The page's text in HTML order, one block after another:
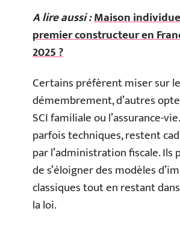
A lire aussi :Maison
premier constructeur en
2025 ?
Certains préfèrent miser sur le
démembrement, d’autres
SCI familiale ou l’assurance-
parfois techniques, restent
par l’administration fiscale.
de s’éloigner des modèles
classiques tout en restant
la loi.